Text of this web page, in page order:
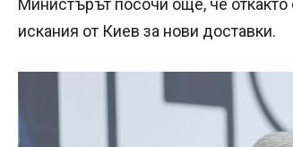
Министърът посочи още, че откакто
искания от Киев за нови доставки.